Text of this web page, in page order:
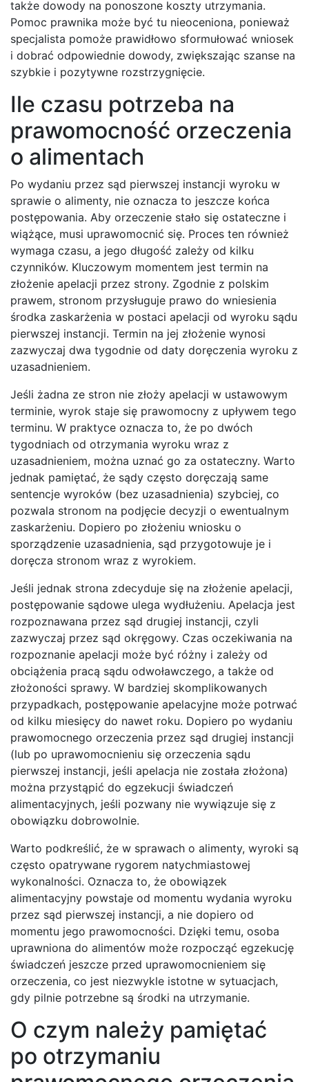
także dowody na ponoszone koszty utrzymania.
Pomoc prawnika może być tu nieoceniona, ponieważ
specjalista pomoże prawidłowo sformułować wniosek
i dobrać odpowiednie dowody, zwiększając szanse na
szybkie i pozytywne rozstrzygnięcie.
Ile czasu potrzeba na
prawomocność orzeczenia
o alimentach
Po wydaniu przez sąd pierwszej instancji wyroku w
sprawie o alimenty, nie oznacza to jeszcze końca
postępowania. Aby orzeczenie stało się ostateczne i
wiążące, musi uprawomocnić się. Proces ten również
wymaga czasu, a jego długość zależy od kilku
czynników. Kluczowym momentem jest termin na
złożenie apelacji przez strony. Zgodnie z polskim
prawem, stronom przysługuje prawo do wniesienia
środka zaskarżenia w postaci apelacji od wyroku sądu
pierwszej instancji. Termin na jej złożenie wynosi
zazwyczaj dwa tygodnie od daty doręczenia wyroku z
uzasadnieniem.
Jeśli żadna ze stron nie złoży apelacji w ustawowym
terminie, wyrok staje się prawomocny z upływem tego
terminu. W praktyce oznacza to, że po dwóch
tygodniach od otrzymania wyroku wraz z
uzasadnieniem, można uznać go za ostateczny. Warto
jednak pamiętać, że sądy często doręczają same
sentencje wyroków (bez uzasadnienia) szybciej, co
pozwala stronom na podjęcie decyzji o ewentualnym
zaskarżeniu. Dopiero po złożeniu wniosku o
sporządzenie uzasadnienia, sąd przygotowuje je i
doręcza stronom wraz z wyrokiem.
Jeśli jednak strona zdecyduje się na złożenie apelacji,
postępowanie sądowe ulega wydłużeniu. Apelacja jest
rozpoznawana przez sąd drugiej instancji, czyli
zazwyczaj przez sąd okręgowy. Czas oczekiwania na
rozpoznanie apelacji może być różny i zależy od
obciążenia pracą sądu odwoławczego, a także od
złożoności sprawy. W bardziej skomplikowanych
przypadkach, postępowanie apelacyjne może potrwać
od kilku miesięcy do nawet roku. Dopiero po wydaniu
prawomocnego orzeczenia przez sąd drugiej instancji
(lub po uprawomocnieniu się orzeczenia sądu
pierwszej instancji, jeśli apelacja nie została złożona)
można przystąpić do egzekucji świadczeń
alimentacyjnych, jeśli pozwany nie wywiązuje się z
obowiązku dobrowolnie.
Warto podkreślić, że w sprawach o alimenty, wyroki są
często opatrywane rygorem natychmiastowej
wykonalności. Oznacza to, że obowiązek
alimentacyjny powstaje od momentu wydania wyroku
przez sąd pierwszej instancji, a nie dopiero od
momentu jego prawomocności. Dzięki temu, osoba
uprawniona do alimentów może rozpocząć egzekucję
świadczeń jeszcze przed uprawomocnieniem się
orzeczenia, co jest niezwykle istotne w sytuacjach,
gdy pilnie potrzebne są środki na utrzymanie.
O czym należy pamiętać
po otrzymaniu